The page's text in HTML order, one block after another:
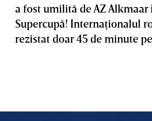
a fost umilită de AZ Alkmaar
Supercupă! Internaţionalul
rezistat doar 45 de minute